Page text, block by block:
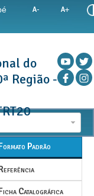
do
Região -
Padrão
Catalográfica